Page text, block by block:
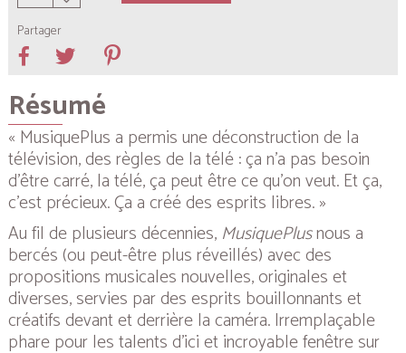
Partager
Résumé
« MusiquePlus a permis une déconstruction de la
télévision, des règles de la télé : ça n’a pas besoin
d’être carré, la télé, ça peut être ce qu’on veut. Et ça,
c’est précieux. Ça a créé des esprits libres. »
Au fil de plusieurs décennies, MusiquePlusnous a
bercés (ou peut-être plus réveillés) avec des
propositions musicales nouvelles, originales et
diverses, servies par des esprits bouillonnants et
créatifs devant et derrière la caméra. Irremplaçable
phare pour les talents d’ici et incroyable fenêtre sur